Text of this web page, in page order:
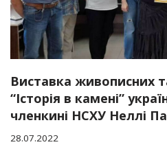
Виставка живописних
“Історія в камені”
членкині НСХУ Неллі
28.07.2022